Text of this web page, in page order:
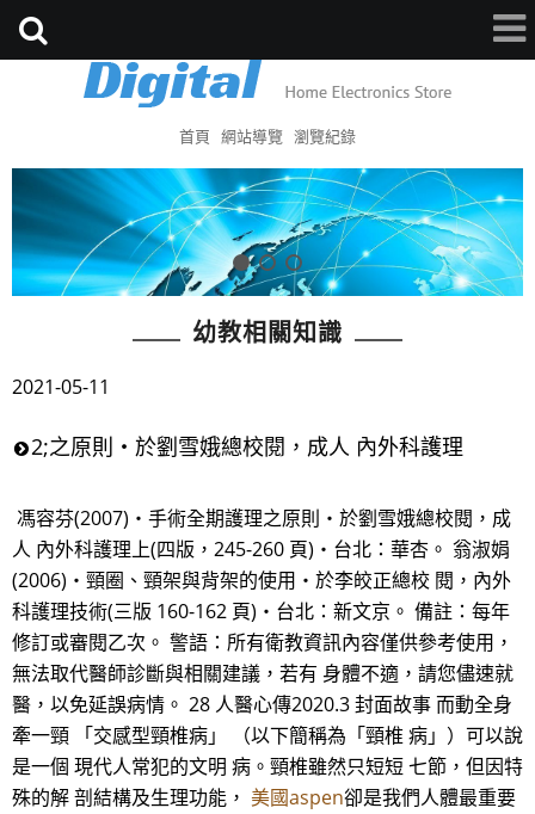
首頁 網站導覽 瀏覽紀錄
幼教相關知識
2021-05-11
2;之原則‧於劉雪娥總校閱，成人 內外科護理
馮容芬(2007)‧手術全期護理之原則‧於劉雪娥總校閱，成
人 內外科護理上(四版，245-260 頁)‧台北：華杏。 翁淑娟
(2006)‧頸圈、頸架與背架的使用‧於李皎正總校 閱，內外
科護理技術(三版 160-162 頁)‧台北：新文京。 備註：每年
修訂或審閱乙次。 警語：所有衛教資訊內容僅供參考使用，
無法取代醫師診斷與相關建議，若有 身體不適，請您儘速就
醫，以免延誤病情。 28 人醫心傳2020.3 封面故事 而動全身
牽一頸 「交感型頸椎病」 （以下簡稱為「頸椎 病」）可以說
是一個 現代人常犯的文明 病。頸椎雖然只短短 七節，但因特
殊的解 剖結構及生理功能， 美國aspen卻是我們人體最重要